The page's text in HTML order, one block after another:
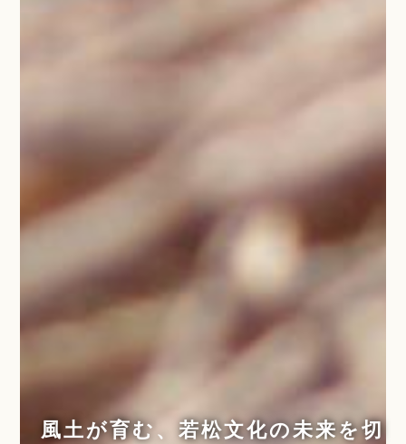
風土が育む、若松文化の未来を切